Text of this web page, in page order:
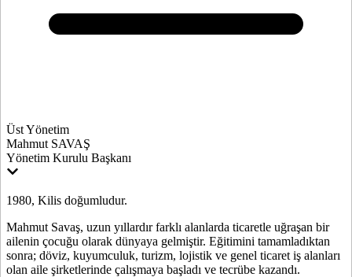
Üst Yönetim
Mahmut SAVAŞ
Yönetim Kurulu Başkanı
1980, Kilis doğumludur.
Mahmut Savaş, uzun yıllardır farklı alanlarda ticaretle uğraşan bir
ailenin çocuğu olarak dünyaya gelmiştir. Eğitimini tamamladıktan
sonra; döviz, kuyumculuk, turizm, lojistik ve genel ticaret iş alanları
olan aile şirketlerinde çalışmaya başladı ve tecrübe kazandı.